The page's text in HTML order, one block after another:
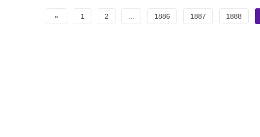
« 1 2 1886 1887 1888